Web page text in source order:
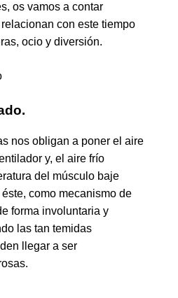
os vamos a contar
con este tiempo
ocio y diversión.
nos obligan a poner el aire
y, el aire frío
del músculo baje
como mecanismo de
forma involuntaria y
las tan temidas
llegar a ser